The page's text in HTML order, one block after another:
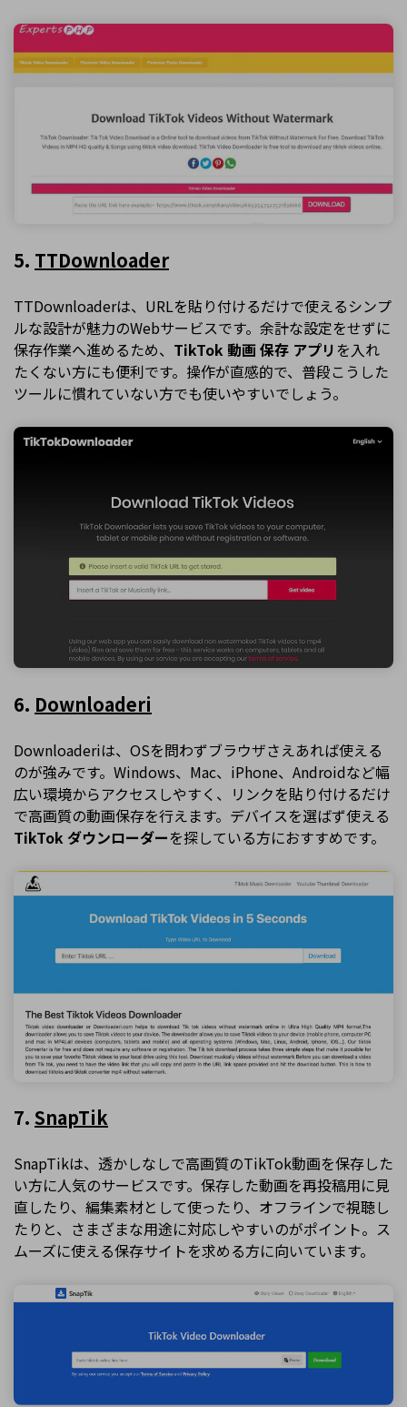
5. TTDownloader
TTDownloaderは、URLを貼り付けるだけで使えるシンプ
ルな設計が魅力のWebサービスです。余計な設定をせずに
保存作業へ進めるため、 TikTok 動画 保存 アプリ を入れ
たくない方にも便利です。操作が直感的で、普段こうした
ツールに慣れていない方でも使いやすいでしょう。
6. Downloaderi
Downloaderiは、OSを問わずブラウザさえあれば使える
のが強みです。Windows、Mac、iPhone、Androidなど幅
広い環境からアクセスしやすく、リンクを貼り付けるだけ
で高画質の動画保存を行えます。デバイスを選ばず使える
TikTok ダウンローダーを探している方におすすめです。
7. SnapTik
SnapTikは、透かしなしで高画質のTikTok動画を保存した
い方に人気のサービスです。保存した動画を再投稿用に見
直したり、編集素材として使ったり、オフラインで視聴し
たりと、さまざまな用途に対応しやすいのがポイント。ス
ムーズに使える保存サイトを求める方に向いています。